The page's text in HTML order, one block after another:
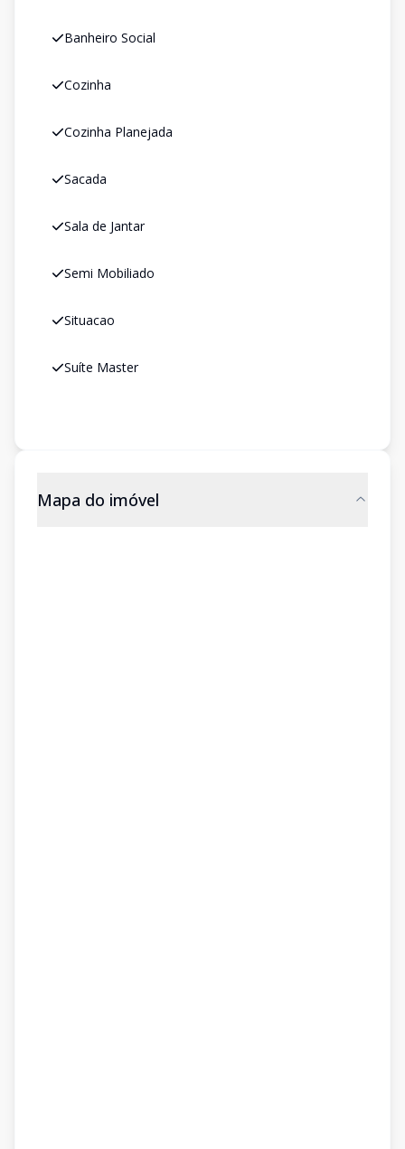
Banheiro Social
Cozinha
Cozinha Planejada
Sacada
Sala de Jantar
Semi Mobiliado
Situacao
Suíte Master
Mapa do imóvel